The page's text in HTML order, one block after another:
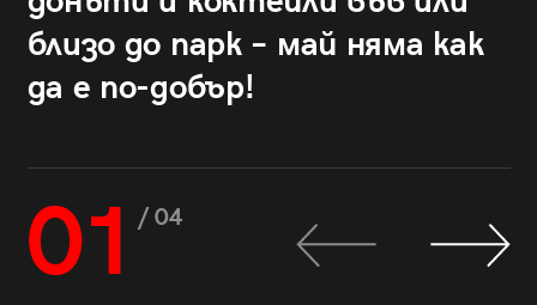
близо до парк – май няма как
да е по-добър!
01 / 04